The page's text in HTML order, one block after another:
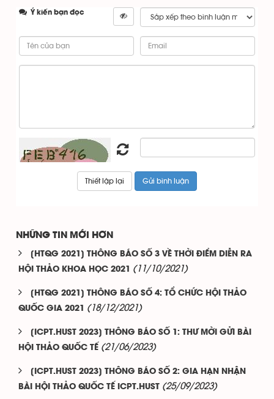
Ý kiến bạn đọc
NHỮNG TIN MỚI HƠN
[HTQG 2021] THÔNG BÁO SỐ 3 VỀ THỜI ĐIỂM DIỄN RA
HỘI THẢO KHOA HỌC 2021
(11/10/2021)
[HTQG 2021] THÔNG BÁO SỐ 4: TỔ CHỨC HỘI THẢO
QUỐC GIA 2021
(18/12/2021)
[ICPT.HUST 2023] THÔNG BÁO SỐ 1: THƯ MỜI GỬI BÀI
HỘI THẢO QUỐC TẾ (21/06/2023)
[ICPT.HUST 2023] THÔNG BÁO SỐ 2: GIA HẠN NHẬN
BÀI HỘI THẢO QUỐC TẾ ICPT.HUST (25/09/2023)